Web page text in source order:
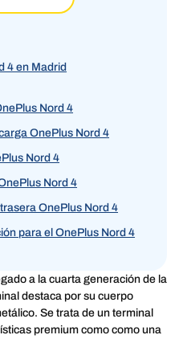
4 en Madrid
Nord 4
OnePlus Nord 4
Nord 4
Nord 4
OnePlus Nord 4
para el OnePlus Nord 4
a la cuarta generación de la
destaca por su cuerpo
Se trata de un terminal
premium como como una